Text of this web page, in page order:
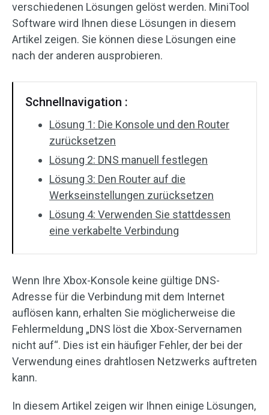
verschiedenen Lösungen gelöst werden. MiniTool
Software wird Ihnen diese Lösungen in diesem
Artikel zeigen. Sie können diese Lösungen eine
nach der anderen ausprobieren.
Schnellnavigation :
Lösung 1: Die Konsole und den Router
zurücksetzen
Lösung 2: DNS manuell festlegen
Lösung 3: Den Router auf die
Werkseinstellungen zurücksetzen
Lösung 4: Verwenden Sie stattdessen
eine verkabelte Verbindung
Wenn Ihre Xbox-Konsole keine gültige DNS-
Adresse für die Verbindung mit dem Internet
auflösen kann, erhalten Sie möglicherweise die
Fehlermeldung „DNS löst die Xbox-Servernamen
nicht auf“. Dies ist ein häufiger Fehler, der bei der
Verwendung eines drahtlosen Netzwerks auftreten
kann.
In diesem Artikel zeigen wir Ihnen einige Lösungen,